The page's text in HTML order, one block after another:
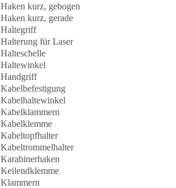
Haken kurz, gebogen
Haken kurz, gerade
Haltegriff
Halterung für Laser
Halteschelle
Haltewinkel
Handgriff
Kabelbefestigung
Kabelhaltewinkel
Kabelklammern
Kabelklemme
Kabeltopfhalter
Kabeltrommelhalter
Karabinerhaken
Keilendklemme
Klammern